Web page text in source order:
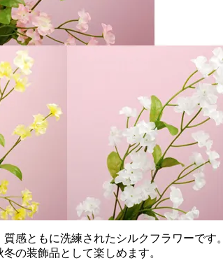
感ともに洗練されたシルクフラワーです。
の装飾品として楽しめます。